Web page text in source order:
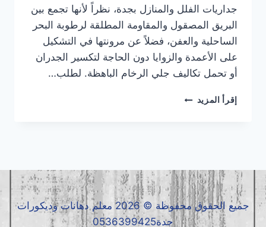
جداريات الفلل والمنازل بجدة، نظراً لأنها تجمع بين
البريق المصقول والمقاومة المطلقة لرطوبة البحر
الساحلية والعفن، فضلاً عن مرونتها في التشكيل
على الأعمدة والزوايا دون الحاجة لتكسير الجدران
أو تحمل تكاليف جلي الرخام الباهظة. لطلب…
إقرأ المزيد تركيب
بديل
الرخام
جده
|
بديل
جميع الحقوق محفوظة © 2026 معلم دهانات وديكورات
جدة0536399425